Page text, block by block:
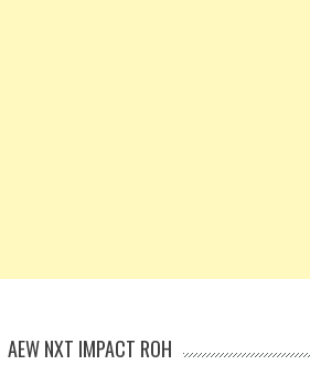
AEW NXT IMPACT ROH